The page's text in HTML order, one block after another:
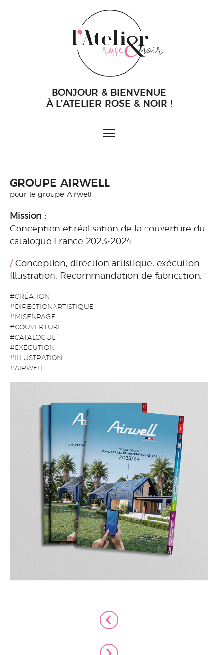
BONJOUR & BIENVENUE
À L’ATELIER ROSE & NOIR !
MENU
GROUPE AIRWELL
pour le groupe Airwell
Mission :
Conception et réalisation de la couverture du
catalogue France 2023-2024
Conception, direction artistique, exécution.
Illustration. Recommandation de fabrication.
#CRÉATION
#DIRECTIONARTISTIQUE
#MISENPAGE
#COUVERTURE
#CATALOGUE
#EXÉCUTION
#ILLUSTRATION
#AIRWELL